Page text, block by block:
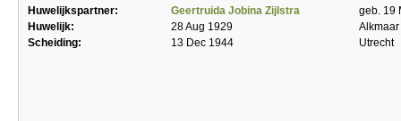
Huwelijkspartner: Geertruida Jobina Zijlstra
geb. 19
Huwelijk:
28 Aug 1929
Alkmaar
Scheiding:
13 Dec 1944 Utrecht